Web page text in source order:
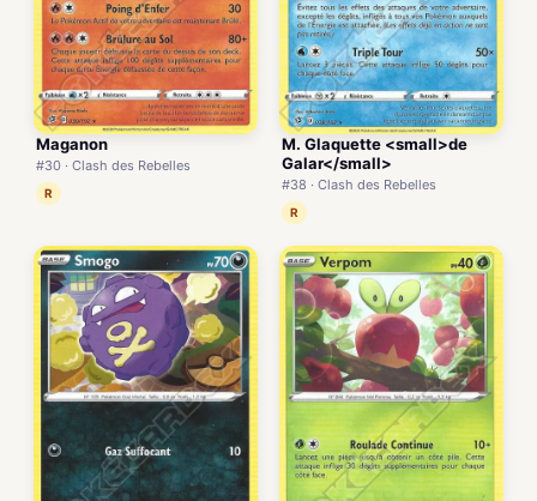
Maganon
#30 · Clash des Rebelles
R
M. Glaquette <small>de
Galar</small>
#38 · Clash des Rebelles
R